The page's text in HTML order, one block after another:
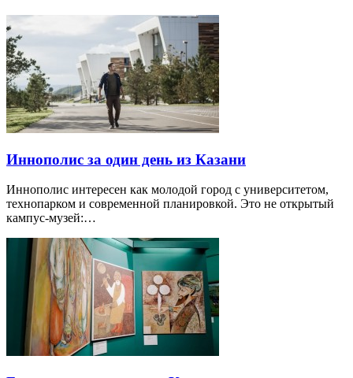
Иннополис за один день из Казани
Иннополис интересен как молодой город с университетом,
технопарком и современной планировкой. Это не открытый
кампус-музей:…